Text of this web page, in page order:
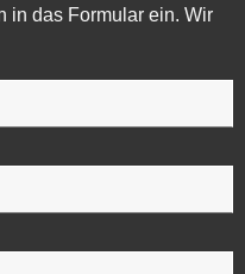
in das Formular ein. Wir